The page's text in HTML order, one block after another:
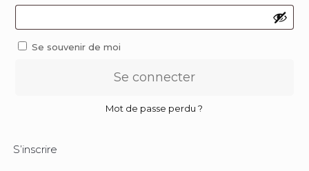
Se souvenir de moi
Se connecter
Mot de passe perdu ?
S’inscrire